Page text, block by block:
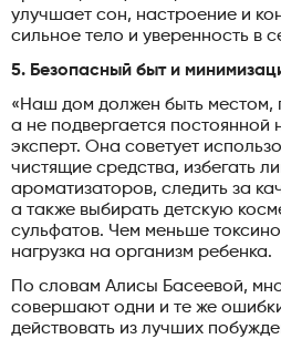
улучшает сон, настроение и
сильное тело и уверенность в
5. Безопасный быт и
«Наш дом должен быть местом,
а не подвергается постоянной
эксперт. Она советует
чистящие средства, избегать
ароматизаторов, следить за
а также выбирать детскую
сульфатов. Чем меньше
нагрузка на организм ребенка.
По словам Алисы Басеевой,
совершают одни и те же
действовать из лучших